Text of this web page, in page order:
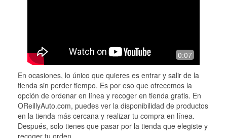
0:07
En ocasiones, lo único que quieres es entrar y salir de la
tienda sin perder tiempo. Es por eso que ofrecemos la
opción de ordenar en línea y recoger en tienda gratis. En
OReillyAuto.com, puedes ver la disponibilidad de productos
en la tienda más cercana y realizar tu compra en línea.
Después, solo tienes que pasar por la tienda que elegiste y
recoger tu orden.